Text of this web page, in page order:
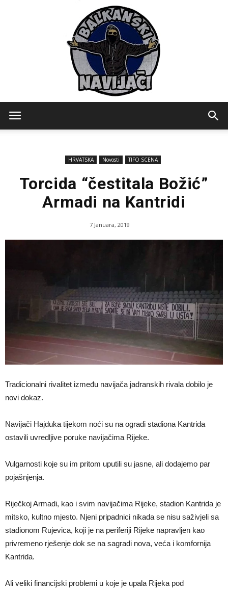
HRVATSKA Novosti TIFO SCENA
Torcida “čestitala Božić”
Armadi na Kantridi
7 Januara, 2019
Tradicionalni rivalitet između navijača jadranskih rivala dobilo je
novi dokaz.
Navijači Hajduka tijekom noći su na ogradi stadiona Kantrida
ostavili uvredljive poruke navijačima Rijeke.
Vulgarnosti koje su im pritom uputili su jasne, ali dodajemo par
pojašnjenja.
Riječkoj Armadi, kao i svim navijačima Rijeke, stadion Kantrida je
mitsko, kultno mjesto. Njeni pripadnici nikada se nisu saživjeli sa
stadionom Rujevica, koji je na periferiji Rijeke napravljen kao
privremeno rješenje dok se na sagradi nova, veća i komfornija
Kantrida.
Ali veliki financijski problemi u koje je upala Rijeka pod